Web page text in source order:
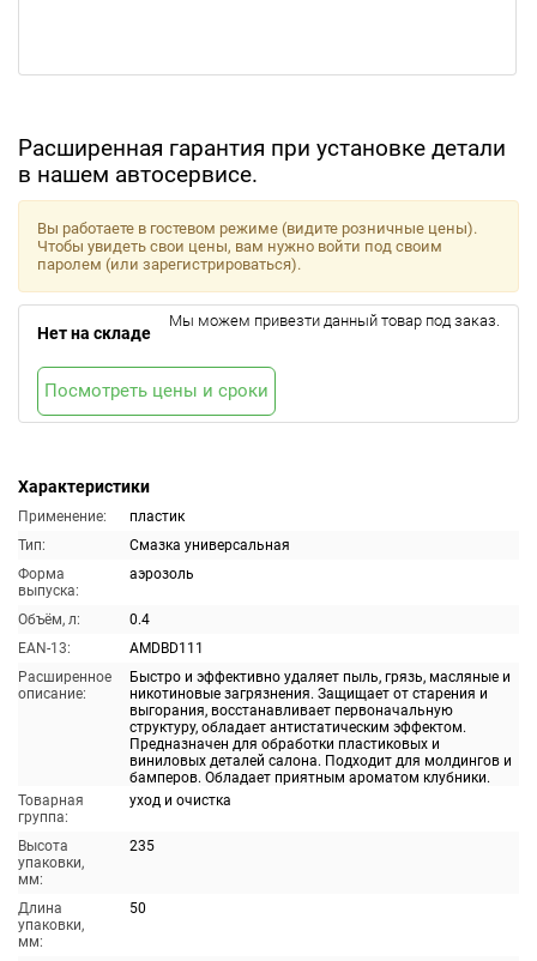
Расширенная гарантия при установке детали
в нашем автосервисе.
Характеристики
Применение:
пластик
Тип:
Смазка универсальная
Форма
выпуска:
аэрозоль
Объём, л:
0.4
EAN-13:
AMDBD111
Расширенное
описание:
Быстро и эффективно удаляет пыль, грязь, масляные и
никотиновые загрязнения. Защищает от старения и
выгорания, восстанавливает первоначальную
структуру, обладает антистатическим эффектом.
Предназначен для обработки пластиковых и
виниловых деталей салона. Подходит для молдингов и
бамперов. Обладает приятным ароматом клубники.
Товарная
группа:
уход и очистка
Высота
упаковки,
мм:
235
Длина
упаковки,
мм:
50
Вы работаете в гостевом режиме (видите розничные цены).
Чтобы увидеть свои цены, вам нужно войти под своим
паролем (или зарегистрироваться).
Нет на складе
Мы можем привезти данный товар под заказ.
Посмотреть цены и сроки